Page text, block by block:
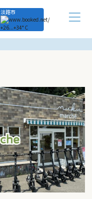
淡路市
+26...+34° C